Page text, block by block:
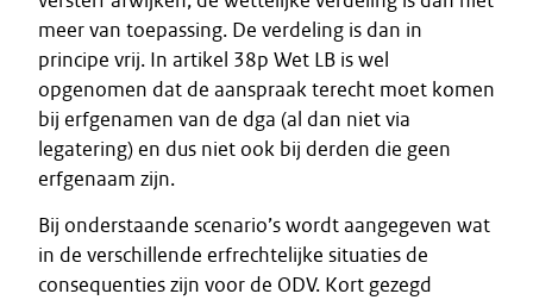
meer van toepassing. De verdeling is dan in
principe vrij. In artikel 38p Wet LB is wel
opgenomen dat de aanspraak terecht moet komen
bij erfgenamen van de dga (al dan niet via
legatering) en dus niet ook bij derden die geen
erfgenaam zijn.
Bij onderstaande scenario’s wordt aangegeven wat
in de verschillende erfrechtelijke situaties de
consequenties zijn voor de ODV. Kort gezegd